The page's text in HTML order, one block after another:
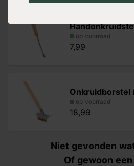
op voorraad
7,99
Onkruidborstel
op voorraad
18,99
Niet gevonden
Of gewoon